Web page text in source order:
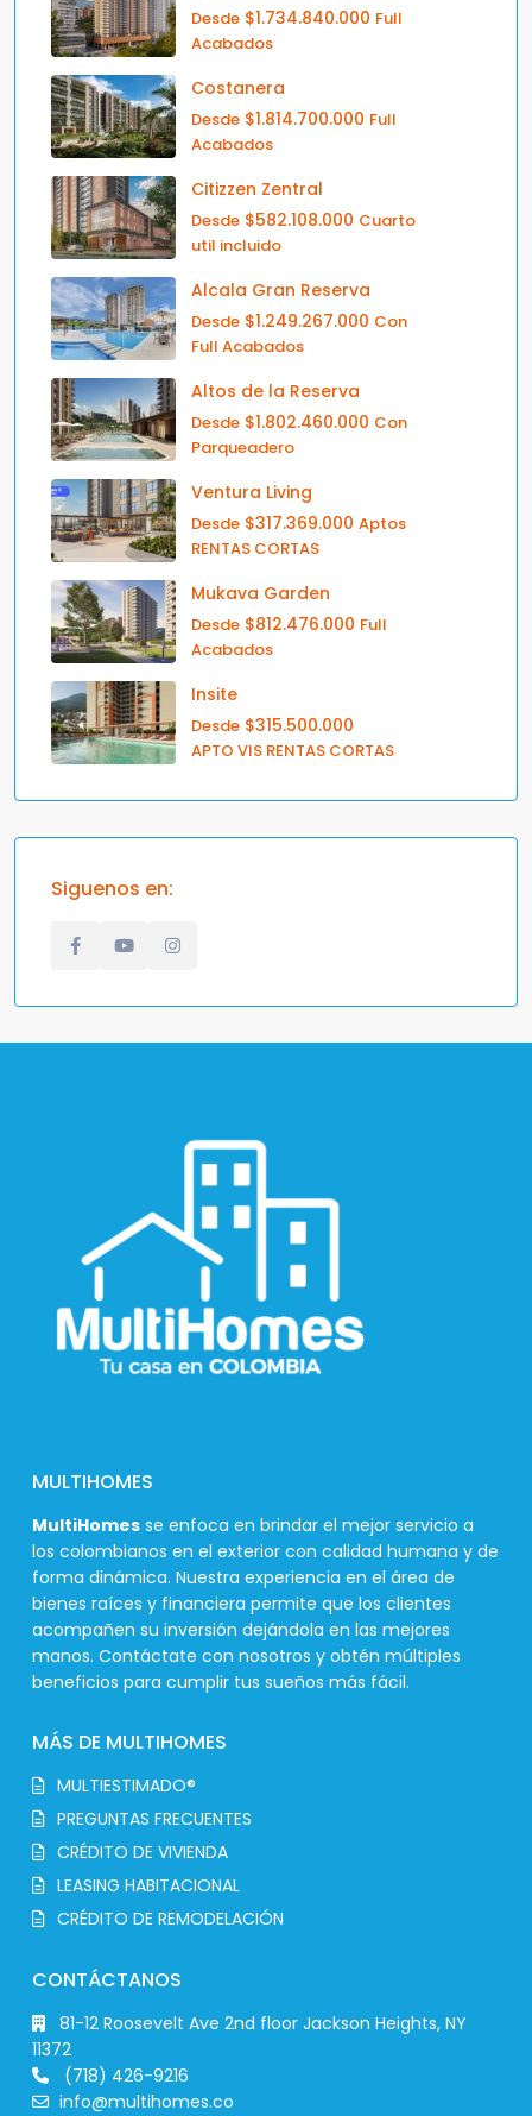
Desde $1.734.840.000 Full
Acabados
Costanera
Desde $1.814.700.000 Full
Acabados
Citizzen Zentral
Desde $582.108.000 Cuarto
util incluido
Alcala Gran Reserva
Desde $1.249.267.000 Con
Full Acabados
Altos de la Reserva
Desde $1.802.460.000 Con
Parqueadero
Ventura Living
Desde $317.369.000 Aptos
RENTAS CORTAS
Mukava Garden
Desde $812.476.000 Full
Acabados
Insite
Desde $315.500.000
APTO VIS RENTAS CORTAS
Siguenos en:
MULTIHOMES
MultiHomes se enfoca en brindar el mejor servicio a
los colombianos en el exterior con calidad humana y de
forma dinámica. Nuestra experiencia en el área de
bienes raíces y financiera permite que los clientes
acompañen su inversión dejándola en las mejores
manos. Contáctate con nosotros y obtén múltiples
beneficios para cumplir tus sueños más fácil.
MÁS DE MULTIHOMES
MULTIESTIMADO®
PREGUNTAS FRECUENTES
CRÉDITO DE VIVIENDA
LEASING HABITACIONAL
CRÉDITO DE REMODELACIÓN
CONTÁCTANOS
81-12 Roosevelt Ave 2nd floor Jackson Heights, NY
11372
(718) 426-9216
info@multihomes.co